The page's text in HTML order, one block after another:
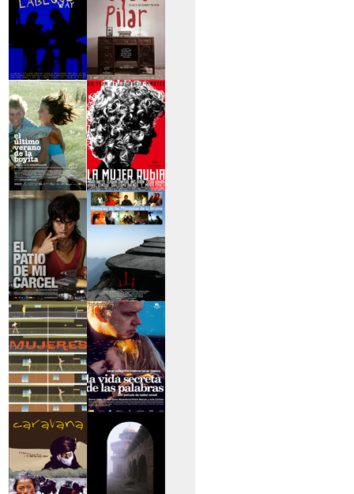
>The Labèque Way >José y Pilar
>El último verano de
la boyita
>La mujer rubia
>El patio de mi
cárcel
>Historias de las
montañas
>Serie mujeres
>La vida secreta de
las palabras